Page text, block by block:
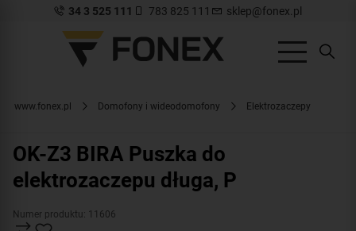
34 3 525 111 783 825 111 sklep@fonex.pl
www.fonex.pl Domofony i wideodomofony Elektrozaczepy
OK-Z3 BIRA Puszka do
elektrozaczepu długa, P
Numer produktu: 11606